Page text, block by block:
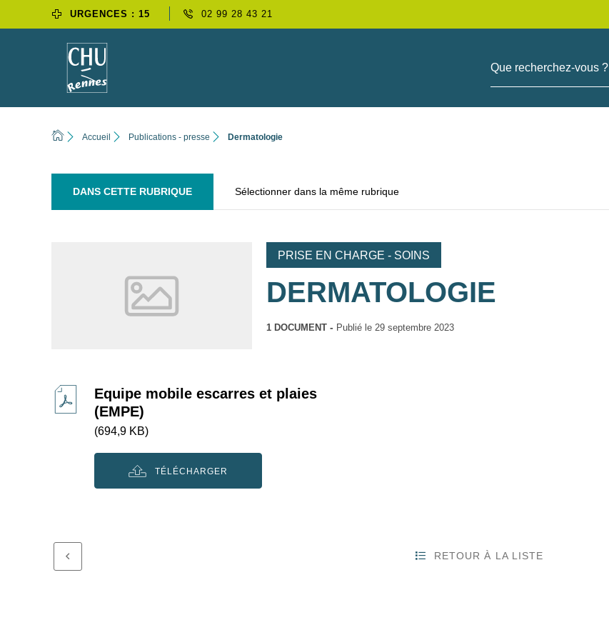
URGENCES : 15 02 99 28 43 21
Que recherchez-vous ?
Accueil Publications - presse Dermatologie
DANS CETTE RUBRIQUE Sélectionner dans la même rubrique
PRISE EN CHARGE - SOINS
DERMATOLOGIE
1 DOCUMENT Publié le 29 septembre 2023
Equipe mobile escarres et plaies
(EMPE)
(694,9 KB)
TÉLÉCHARGER
RETOUR À LA LISTE